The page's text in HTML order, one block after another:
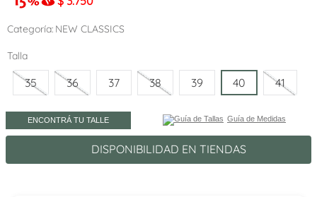
Categoría NEW CLASSICS
Talla
35 36 37 38 39 40 41
ENCONTRÁ TU TALLE Guía de Medidas
DISPONIBILIDAD EN TIENDAS